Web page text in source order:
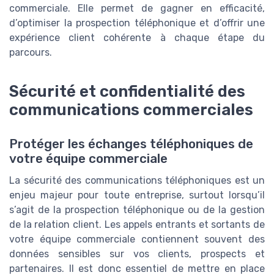
commerciale. Elle permet de gagner en efficacité,
d’optimiser la prospection téléphonique et d’offrir une
expérience client cohérente à chaque étape du
parcours.
Sécurité et confidentialité des
communications commerciales
Protéger les échanges téléphoniques de
votre équipe commerciale
La sécurité des communications téléphoniques est un
enjeu majeur pour toute entreprise, surtout lorsqu’il
s’agit de la prospection téléphonique ou de la gestion
de la relation client. Les appels entrants et sortants de
votre équipe commerciale contiennent souvent des
données sensibles sur vos clients, prospects et
partenaires. Il est donc essentiel de mettre en place